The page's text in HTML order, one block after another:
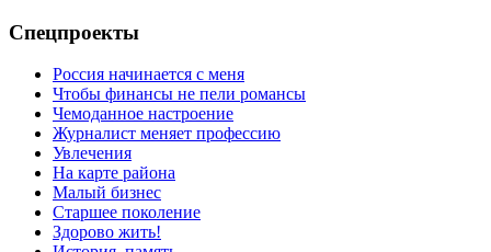
Спецпроекты
Россия начинается с меня
Чтобы финансы не пели романсы
Чемоданное настроение
Журналист меняет профессию
Увлечения
На карте района
Малый бизнес
Старшее поколение
Здорово жить!